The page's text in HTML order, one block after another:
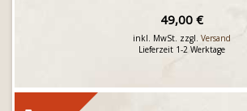
49,00 €
inkl. MwSt. zzgl. Versand
Lieferzeit 1-2 Werktage